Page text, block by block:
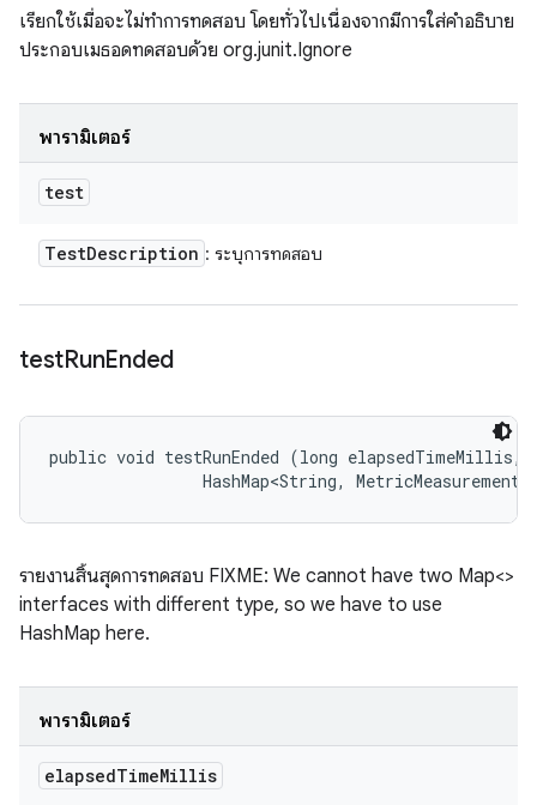
เรียกใช้เมื่อจะไม่ทำการทดสอบ โดยทั่วไปเนื่องจากมีการใส่คำอธิบาย
ประกอบเมธอดทดสอบด้วย org.junit.Ignore
พารามิเตอร์
test
TestDescription : ระบุการทดสอบ
testRunEnded
public void testRunEnded (long elapsedTimeMillis,
HashMap<String,
รายงานสิ้นสุดการทดสอบ FIXME: We cannot have two Map<>
interfaces with different type, so we have to use
HashMap here.
พารามิเตอร์
elapsedTimeMillis